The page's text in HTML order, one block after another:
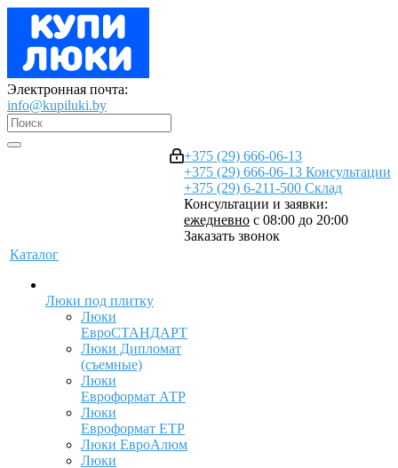
Электронная почта:
info@kupiluki.by
+375 (29) 666-06-13
+375 (29) 666-06-13 Консультации
+375 (29) 6-211-500 Склад
Консультации и заявки:
ежедневно с 08:00 до 20:00
Заказать звонок
Каталог
Люки под плитку
Люки
ЕвроСТАНДАРТ
Люки Дипломат
(съемные)
Люки
Евроформат АТР
Люки
Евроформат ЕТР
Люки ЕвроАлюм
Люки